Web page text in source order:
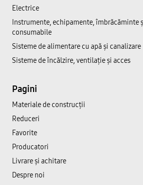
Electrice
Instrumente, echipamente, îmbrăcăminte
consumabile
Sisteme de alimentare cu apă și canalizare
Sisteme de încălzire, ventilație și acces
Pagini
Materiale de construcții
Reduceri
Favorite
Producatori
Livrare și achitare
Despre noi